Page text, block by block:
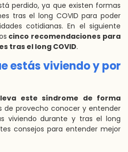
perdido, ya que existen formas
tras el long COVID para poder
cotidianas. En el siguiente
cinco recomendaciones para
tras el long COVID.
estás viviendo y por
este síndrome de forma
de provecho conocer y entender
viviendo durante y tras el long
consejos para entender mejor